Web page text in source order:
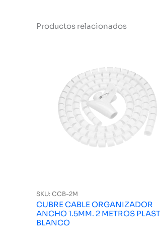
Productos relacionados
SKU: CCB-2M
CUBRE CABLE ORGANIZADOR
ANCHO 1.5MM. 2 METROS
BLANCO